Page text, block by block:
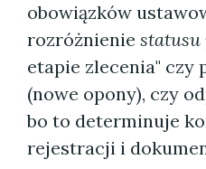
obowiązków
rozróżnienie statusu
etapie zlecenia"
(nowe opony), czy
bo to determinuje
rejestracji i